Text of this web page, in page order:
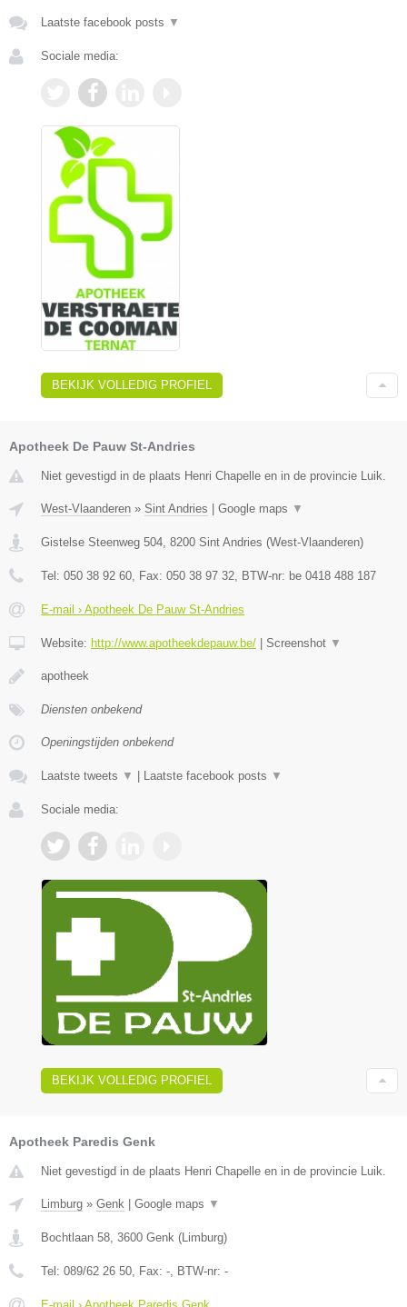
Laatste facebook posts ▼
Sociale media:
BEKIJK VOLLEDIG PROFIEL
Apotheek De Pauw St-Andries
Niet gevestigd in de plaats Henri Chapelle en in de provincie Luik.
West-Vlaanderen » Sint Andries Google maps ▼
Gistelse Steenweg 504, 8200 Sint Andries (West-Vlaanderen)
Tel: 050 38 92 60, Fax: 050 38 97 32, BTW-nr: be 0418 488 187
E-mail › Apotheek De Pauw St-Andries
Website: http://www.apotheekdepauw.be/ Screenshot ▼
apotheek
Diensten onbekend
Openingstijden onbekend
Laatste tweets ▼ Laatste facebook posts ▼
Sociale media:
BEKIJK VOLLEDIG PROFIEL
Apotheek Paredis Genk
Niet gevestigd in de plaats Henri Chapelle en in de provincie Luik.
Limburg » Genk Google maps ▼
Bochtlaan 58 3600 Genk ( Limburg)
Tel: 089/62 26 50 , Fax: - , BTW-nr: -